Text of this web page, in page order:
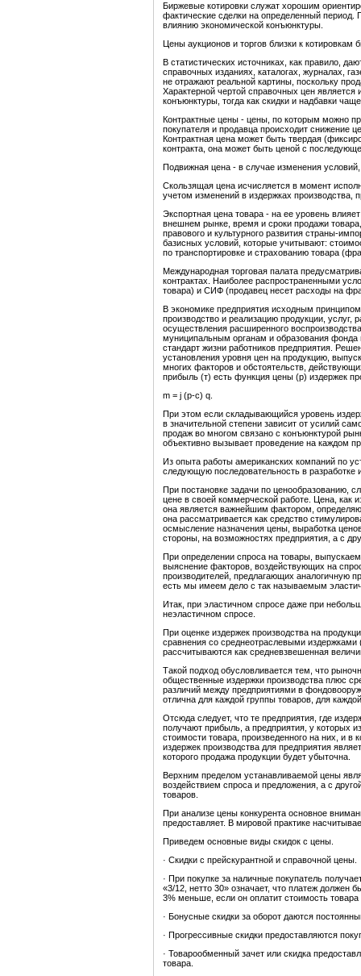
Биржевые котировки служат хорошим
фактические сделки на определенный период.
влиянию экономической конъюнктуры.
Цены аукционов и торгов близки к котировкам
В статистических источниках, как правило,
справочных изданиях, каталогах, журналах,
не отражают реальной картины, поскольку
Характерной чертой справочных цен
конъюнктуры, тогда как скидки и надбавки
Контрактные цены - цены, по которым можно
покупателя и продавца происходит снижение
Контрактная цена может быть твердая
контракта, она может быть ценой с
Подвижная цена - в случае изменения
Скользящая цена исчисляется в момент
учетом изменений в издержках производства,
Экспортная цена товара - на ее уровень
внешнем рынке, время и сроки продажи
правового и культурного развития страны-
базисных условий, которые учитывают:
по транспортировке и страхованию товара
Международная торговая палата
контрактах. Наиболее распространенными
товара) и СИФ (продавец несет расходы на
В экономике предприятия исходным
производство и реализацию продукции,
осуществления расширенного
муниципальным органам и образования
стандарт жизни работников предприятия.
установления уровня цен на продукцию,
многих факторов и обстоятельств,
прибыль (т) есть функция цены (р) издержек
m = j (p-c) q.
При этом если складывающийся уровень
в значительной степени зависит от усилий
продаж во многом связано с конъюнктурой
объективно вызывает проведение на каждом
Из опыта работы американских компаний по
следующую последовательность в разработке
При постановке задачи по ценообразованию,
цене в своей коммерческой работе. Цена, как
она является важнейшим фактором,
она рассматривается как средство
осмысление назначения цены, выработка
стороны, на возможностях предприятия, а с
При определении спроса на товары,
выяснение факторов, воздействующих на
производителей, предлагающих аналогичную
есть мы имеем дело с так называемым
Итак, при эластичном спросе даже при
неэластичном спросе.
При оценке издержек производства на
сравнения со среднеотраслевыми
рассчитываются как средневзвешенная
Такой подход обусловливается тем, что
общественные издержки производства плюс
различий между предприятиями в
отлична для каждой группы товаров, для
Отсюда следует, что те предприятия, где
получают прибыль, а предприятия, у которых
стоимости товара, произведенного на них, и в
издержек производства для предприятия
которого продажа продукции будет убыточна.
Верхним пределом устанавливаемой цены
воздействием спроса и предложения, а с
товаров.
При анализе цены конкурента основное
предоставляет. В мировой практике
Приведем основные виды скидок с цены.
· Скидки с прейскурантной и справочной цены.
· При покупке за наличные покупатель
«3/12, нетто 30» означает, что платеж должен
3% меньше, если он оплатит стоимость товара
· Бонусные скидки за оборот даются
· Прогрессивные скидки предоставляются
· Товарообменный зачет или скидка
товара.